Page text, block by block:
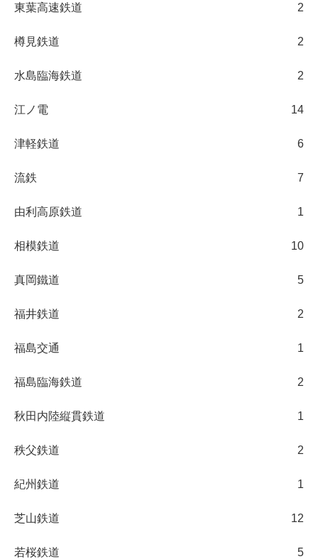
東葉高速鉄道 2
樽見鉄道 2
水島臨海鉄道 2
江ノ電 14
津軽鉄道 6
流鉄 7
由利高原鉄道 1
相模鉄道 10
真岡鐵道 5
福井鉄道 2
福島交通 1
福島臨海鉄道 2
秋田内陸縦貫鉄道 1
秩父鉄道 2
紀州鉄道 1
芝山鉄道 12
若桜鉄道 5